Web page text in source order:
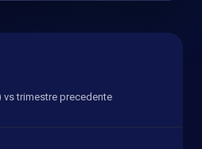
vs trimestre precedente